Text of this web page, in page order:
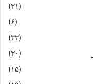
(۳۱)
(۶)
(۳۳)
(۳۰)
(۱۵)